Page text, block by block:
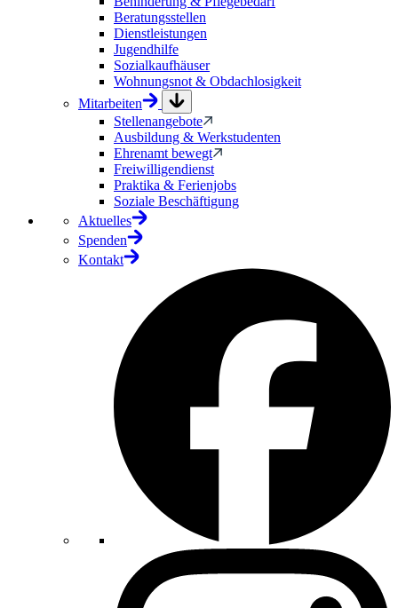
Beratungsstellen
Dienstleistungen
Jugendhilfe
Sozialkaufhäuser
Wohnungsnot & Obdachlosigkeit
Mitarbeiten
Stellenangebote
Ausbildung & Werkstudenten
Ehrenamt bewegt
Freiwilligendienst
Praktika & Ferienjobs
Soziale Beschäftigung
Aktuelles
Spenden
Kontakt